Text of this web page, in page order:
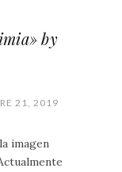
by
21, 2019
imagen